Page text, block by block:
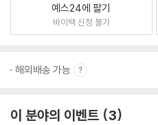
예스24에 팔기
바이백 신청 불가
해외배송 가능
이 분야의 이벤트 3